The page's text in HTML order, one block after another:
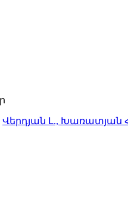
Վերդյան Լ., Խառատյան